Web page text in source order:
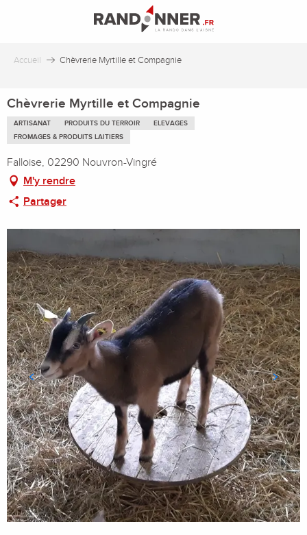
principal
Accueil Chèvrerie Myrtille et Compagnie
Chèvrerie Myrtille et Compagnie
ARTISANAT PRODUITS DU TERROIR
ELEVAGES
FROMAGES & PRODUITS LAITIERS
Falloise, 02290 Nouvron-Vingré
M'y rendre
Partager